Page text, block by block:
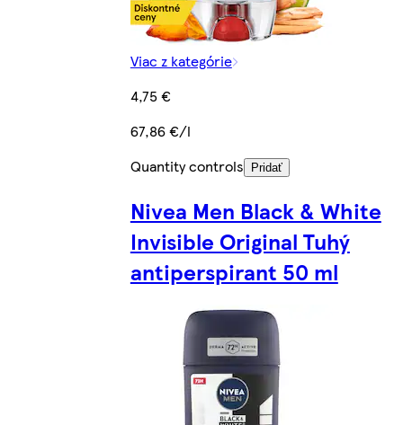
Viac z kategórie
4,75 €
67,86 €/l
Quantity controls
Pridať
Nivea Men Black & White
Invisible Original Tuhý
antiperspirant 50 ml